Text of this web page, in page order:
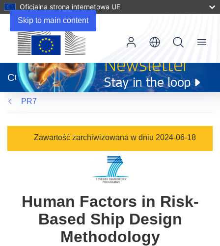
Skip to main content
Oficjalna strona internetowa UE
otworzy
się
w
nowym
oknie)
CORDIS
Menu
PR7
Zawartość zarchiwizowana w dniu 2024-06-18
Human Factors in Risk-
Based Ship Design
Methodology